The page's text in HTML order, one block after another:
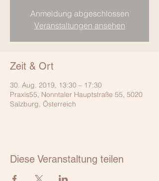
Anmeldung abgeschlossen
Veranstaltungen ansehen
Zeit & Ort
30. Aug. 2019, 13:30 – 17:30
Praxis55, Nonntaler Hauptstraße 55, 5020
Salzburg, Österreich
Diese Veranstaltung teilen